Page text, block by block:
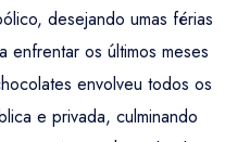
desejando umas férias
enfrentar os últimos meses
envolveu todos os
e privada, culminando